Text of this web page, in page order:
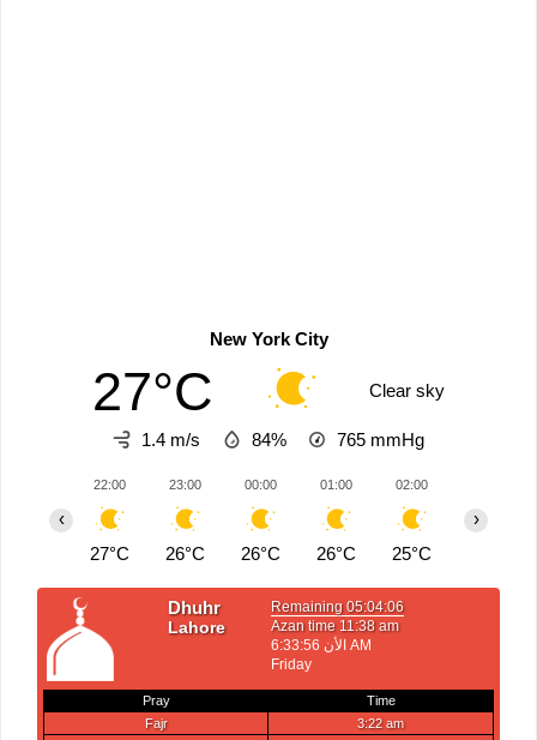
New York City
27°C Clear sky
1.4 m/s 84% 765 mmHg
22:00
27°C
23:00
26°C
00:00
26°C
01:00
26°C
02:00
25°C
‹ ›